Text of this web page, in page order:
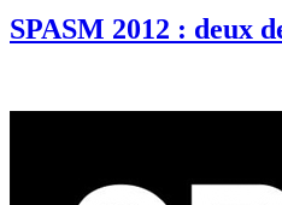
SPASM 2012 : deux